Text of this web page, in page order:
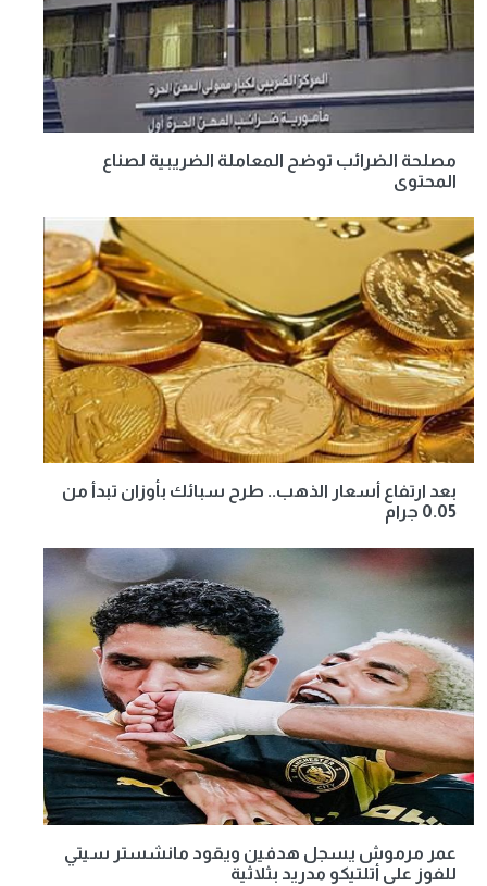
مصلحة الضرائب توضح المعاملة الضريبية لصناع
المحتوى
بعد ارتفاع أسعار الذهب.. طرح سبائك بأوزان تبدأ من
0.05 جرام
عمر مرموش يسجل هدفين ويقود مانشستر سيتي
للفوز على أتلتيكو مدريد بثلاثية